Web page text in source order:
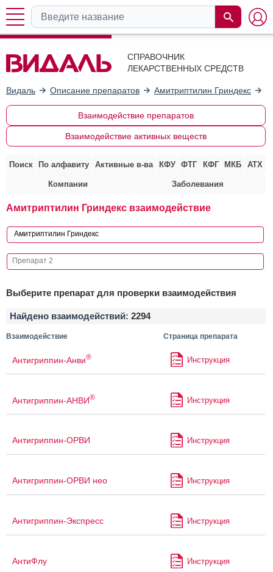
СПРАВОЧНИК
ЛЕКАРСТВЕННЫХ СРЕДСТВ
Видаль Описание препаратов Амитриптилин Гриндекс
Взаимодействие препаратов
Взаимодействие активных веществ
Поиск По алфавиту Активные в-ва КФУ ФТГ КФГ МКБ АТХ
Компании Заболевания
Амитриптилин Гриндекс взаимодействие
Выберите препарат для проверки взаимодействия
Найдено взаимодействий: 2294
Взаимодействие Страница препарата
Антигриппин-Анви® Инструкция
Антигриппин-АНВИ® Инструкция
Антигриппин-ОРВИ Инструкция
Антигриппин-ОРВИ нео Инструкция
Антигриппин-Экспресс Инструкция
АнтиФлу Инструкция